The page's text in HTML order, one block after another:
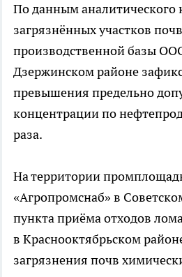
По данным аналитического
загрязнённых участков
производственной базы
Дзержинском районе
превышения предельно
концентрации по
раза.
На территории
«Агропромснаб» в
пункта приёма отходов
в Краснооктябрьском
загрязнения почв